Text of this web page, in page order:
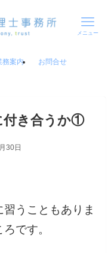
メニュー
務案内 お問合せ
付き合うか①
30日
うこともありま
です。